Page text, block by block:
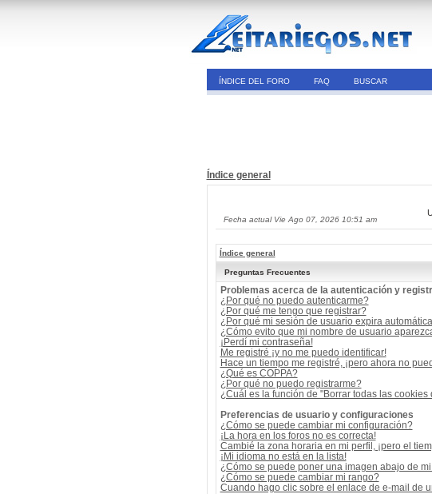
ÍNDICE DEL FORO FAQ BUSCAR
Índice general
Fecha actual Vie Ago 07, 2026 10:51 am
Índice general
Preguntas Frecuentes
Problemas acerca de la autenticación y
¿Por qué no puedo autenticarme?
¿Por qué me tengo que registrar?
¿Por qué mi sesión de usuario expira
¿Cómo evito que mi nombre de usuario
¡Perdí mi contraseña!
Me registré ¡y no me puedo identificar!
Hace un tiempo me registré, ¡pero ahora no
¿Qué es COPPA?
¿Por qué no puedo registrarme?
¿Cuál es la función de "Borrar todas las cookies
Preferencias de usuario y configuraciones
¿Cómo se puede cambiar mi configuración?
¡La hora en los foros no es correcta!
Cambié la zona horaria en mi perfil, ¡pero el
¡Mi idioma no está en la lista!
¿Cómo se puede poner una imagen abajo de
¿Cómo se puede cambiar mi rango?
Cuando hago clic sobre el enlace de e-mail de